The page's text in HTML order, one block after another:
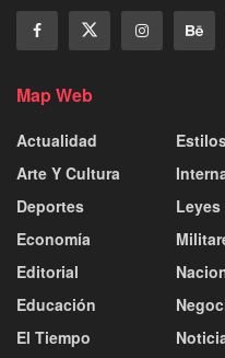
Map Web
Actualidad
Arte Y Cultura
Deportes
Economía
Editorial
Educación
El Tiempo
Leyes